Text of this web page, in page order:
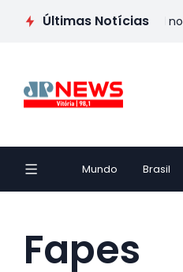
Últimas Notícias
3º lugar nacional nos anos
Mundo Brasil
Fapes